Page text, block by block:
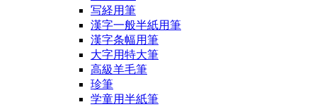
写経用筆
漢字一般半紙用筆
漢字条幅用筆
大字用特大筆
高級羊毛筆
珍筆
学童用半紙筆